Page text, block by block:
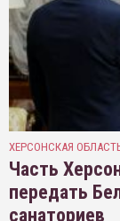
ХЕРСОНСКАЯ
Часть
передать
санаториев